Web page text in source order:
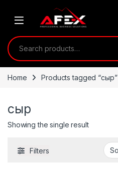
Search for:
Home Products tagged “сыр”
сыр
Showing the single result
Filters